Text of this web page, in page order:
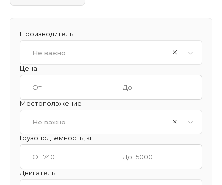
Производитель
Не важно
Цена
Местоположение
Не важно
Грузоподъемность, кг
Двигатель